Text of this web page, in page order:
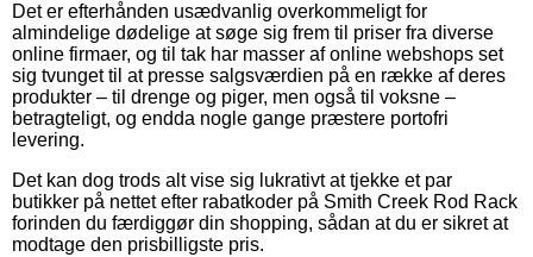
Det er efterhånden usædvanlig overkommeligt for
almindelige dødelige at søge sig frem til priser fra diverse
online firmaer, og til tak har masser af online webshops set
sig tvunget til at presse salgsværdien på en række af deres
produkter – til drenge og piger, men også til voksne –
betragteligt, og endda nogle gange præstere portofri
levering.
Det kan dog trods alt vise sig lukrativt at tjekke et par
butikker på nettet efter rabatkoder på Smith Creek Rod Rack
forinden du færdiggør din shopping, sådan at du er sikret at
modtage den prisbilligste pris.